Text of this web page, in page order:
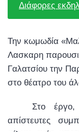
Διάφορες
Την κωμωδία
Λασκαρη
Γαλατσίου την
στο θέατρο του
Στο
απίστευτες